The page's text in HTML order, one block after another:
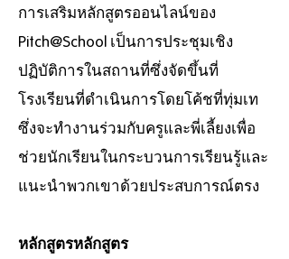
การเสริมหลักสูตรออนไลน์ของ
Pitch@School เป็นการประชุมเชิง
ปฏิบัติการในสถานที่ซึ่งจัดขึ้นที่
โรงเรียนที่ดำเนินการโดยโค้ชที่ทุ่มเท
ซึ่งจะทำงานร่วมกับครูและพี่เลี้ยงเพื่อ
ช่วยนักเรียนในกระบวนการเรียนรู้และ
แนะนำพวกเขาด้วยประสบการณ์ตรง
หลักสูตรหลักสูตร